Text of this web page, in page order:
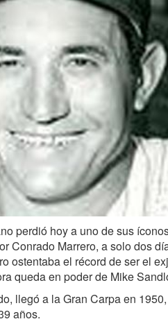
perdió hoy a uno de sus
Conrado Marrero, a solo dos
ostentaba el récord de ser el
queda en poder de Mike
llegó a la Gran Carpa en
años.